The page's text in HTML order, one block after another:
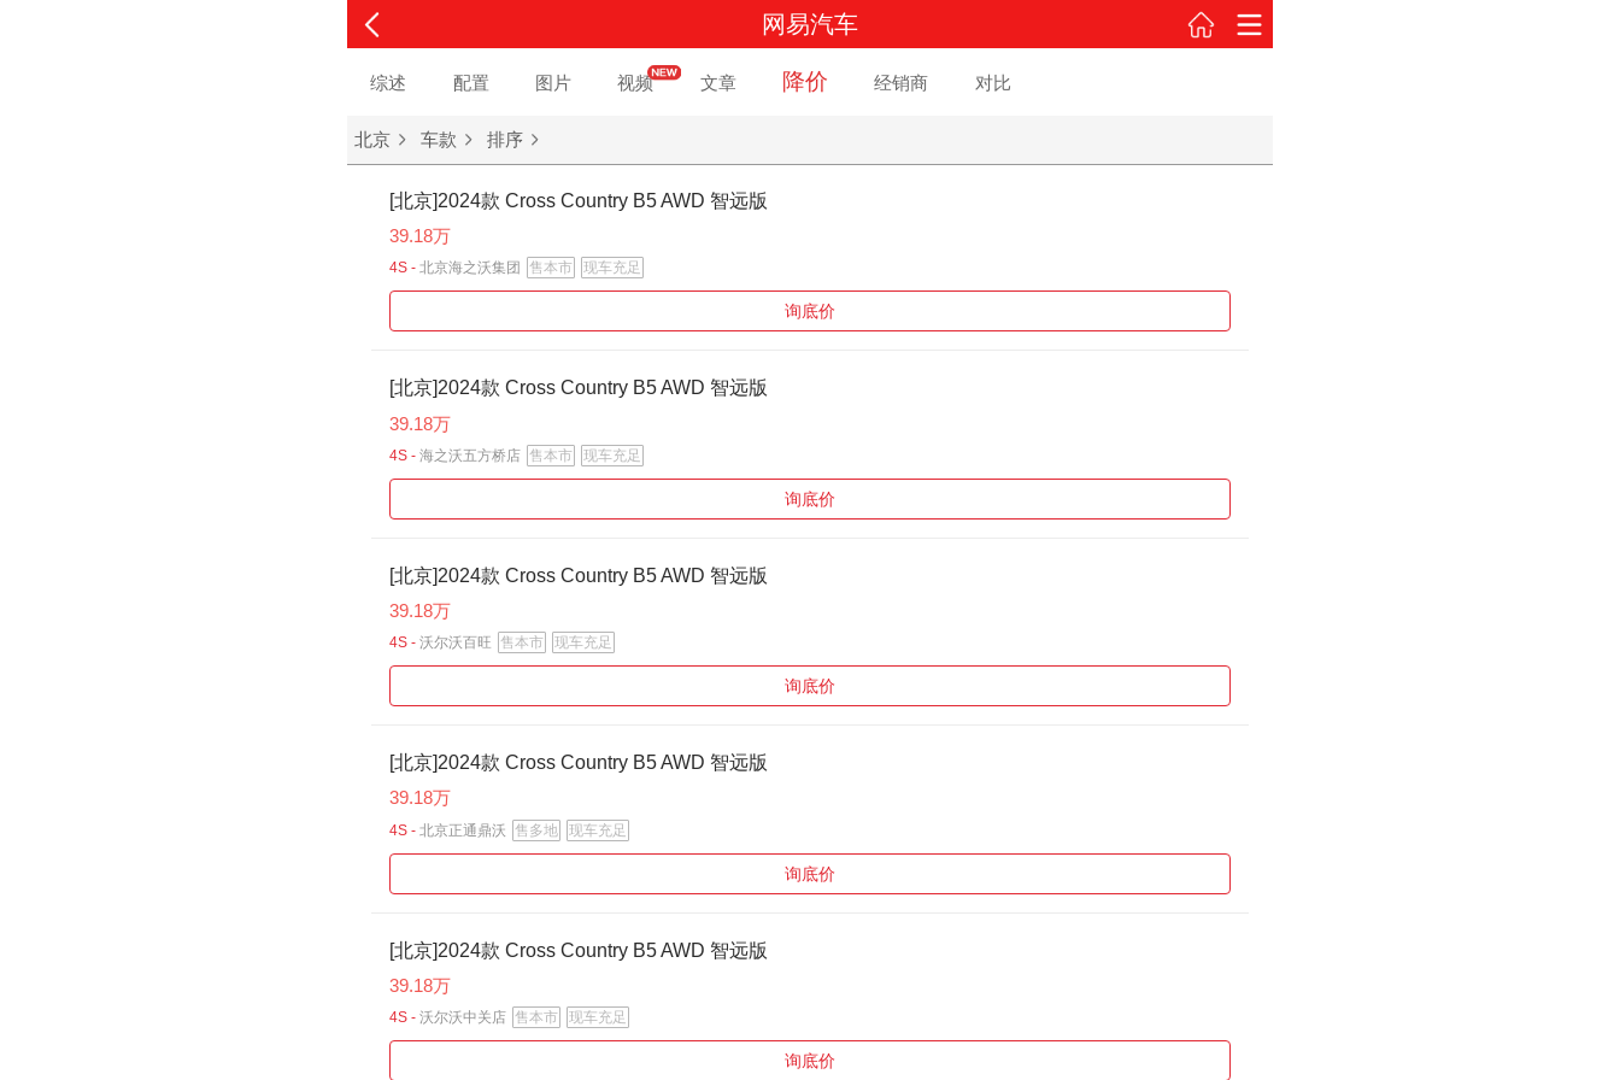
网易汽车
综述 配置 图片 视频 文章 降价 经销商 对比
北京 车款 排序
[北京]2024款 Cross Country B5 AWD 智远版
39.18万
4S - 北京海之沃集团 售本市 现车充足
询底价
[北京]2024款 Cross Country B5 AWD 智远版
39.18万
4S - 海之沃五方桥店 售本市 现车充足
询底价
[北京]2024款 Cross Country B5 AWD 智远版
39.18万
4S - 沃尔沃百旺 售本市 现车充足
询底价
[北京]2024款 Cross Country B5 AWD 智远版
39.18万
4S - 北京正通鼎沃 售多地 现车充足
询底价
[北京]2024款 Cross Country B5 AWD 智远版
39.18万
4S - 沃尔沃中关店 售本市 现车充足
询底价